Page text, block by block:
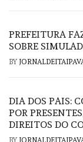
PREFEITURA
SOBRE
BY
DIA DOS PAIS:
POR
DIREITOS DO
BY